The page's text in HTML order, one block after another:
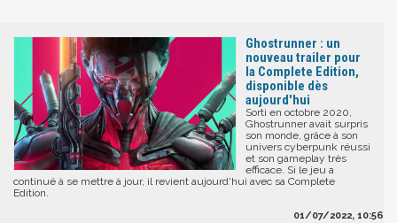
Ghostrunner : un
nouveau trailer pour
la Complete Edition,
disponible dès
aujourd'hui
Sorti en octobre 2020,
Ghostrunner avait surpris
son monde, grâce à son
univers cyberpunk réussi
et son gameplay très
efficace. Si le jeu a
continué à se mettre à jour, il revient aujourd'hui avec sa Complete
Edition.
01/07/2022, 10:56